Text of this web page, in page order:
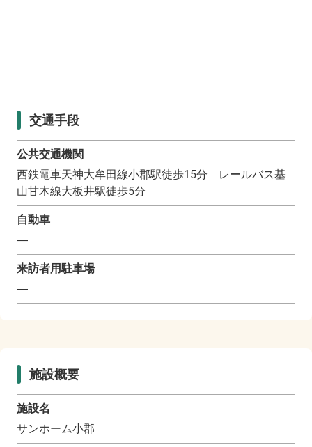
交通手段
公共交通機関
西鉄電車天神大牟田線小郡駅徒歩15分 レールバス基
山甘木線大板井駅徒歩5分
自動車
―
来訪者用駐車場
―
施設概要
施設名
サンホーム小郡